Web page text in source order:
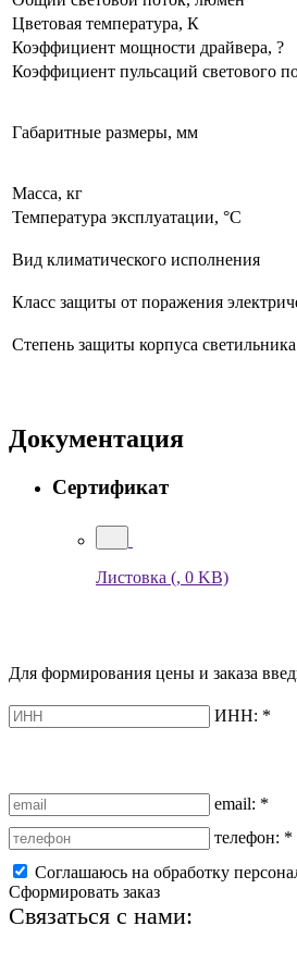
Цветовая температура, К
Коэффициент мощности драйвера, ?
Коэффициент пульсаций светового
Габаритные размеры, мм
Масса, кг
Температура эксплуатации, °С
Вид климатического исполнения
Класс защиты от поражения
Степень защиты корпуса светильника
Документация
Сертификат
Листовка (, 0 KB)
Для формирования цены и заказа
ИНН: *
email: *
телефон: *
Соглашаюсь на обработку
Сформировать заказ
Связаться с нами: